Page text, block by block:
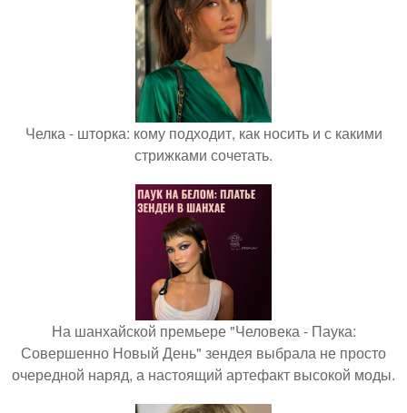
Челка - шторка: кому подходит, как носить и с какими
стрижками сочетать.
На шанхайской премьере "Человека - Паука:
Совершенно Новый День" зендея выбрала не просто
очередной наряд, а настоящий артефакт высокой моды.